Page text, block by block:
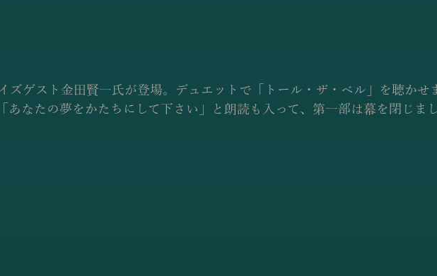
ズゲスト金田賢一氏が登場。デュエットで「トール・ザ・ベル」を聴かせ
あなたの夢をかたちにして下さい」と朗読も入って、第一部は幕を閉じま